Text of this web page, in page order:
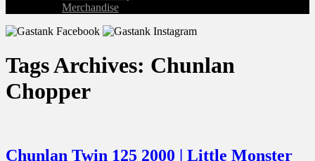
Merchandise
Tags Archives: Chunlan
Chopper
Chunlan Twin 125 2000 | Little Monster